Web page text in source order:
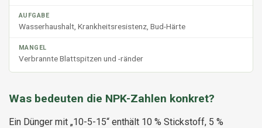
Wasserhaushalt, Krankheitsresistenz, Bud-Härte
Verbrannte Blattspitzen und -ränder
Was bedeuten die NPK-Zahlen konkret?
Ein Dünger mit „10-5-15“ enthält 10 % Stickstoff, 5 %